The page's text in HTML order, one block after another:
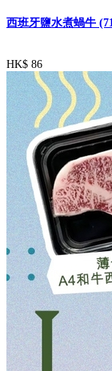
西班牙鹽水煮蝸牛
HK$ 86